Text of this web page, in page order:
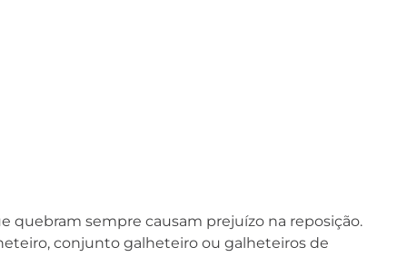
quebram sempre causam prejuízo na reposição.
conjunto galheteiro ou galheteiros de